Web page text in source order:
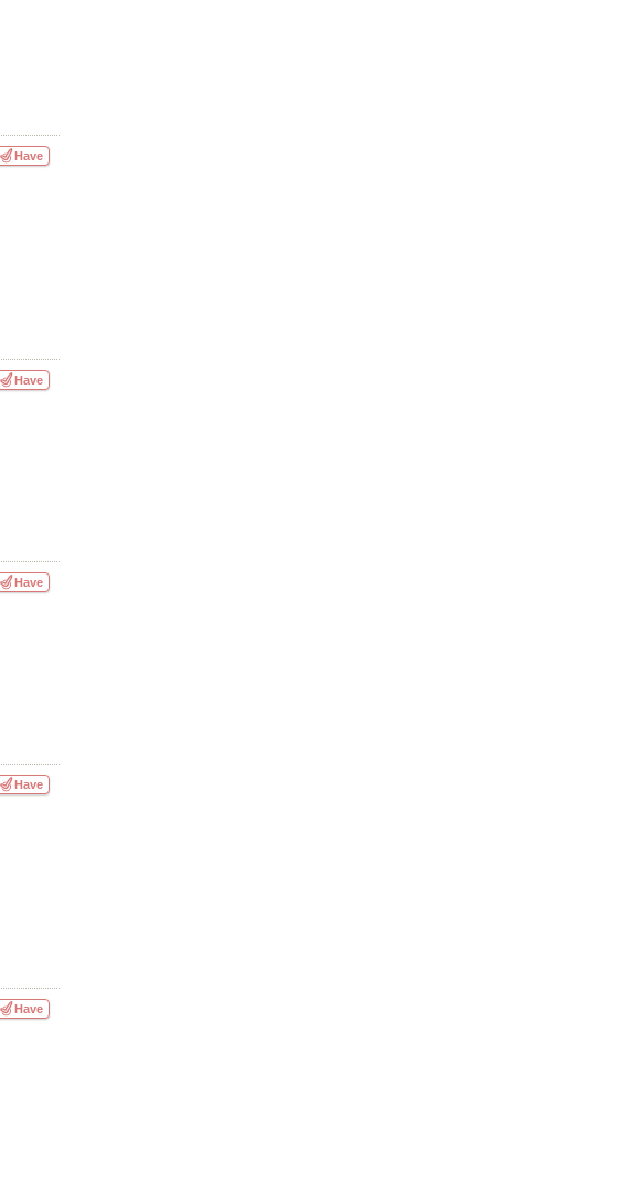
Have
Have
Have
Have
Have